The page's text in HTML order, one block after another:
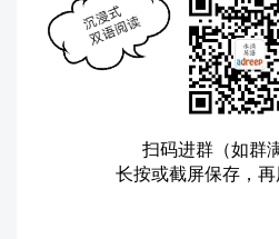
扫码进群（如群
长按或截屏保存，